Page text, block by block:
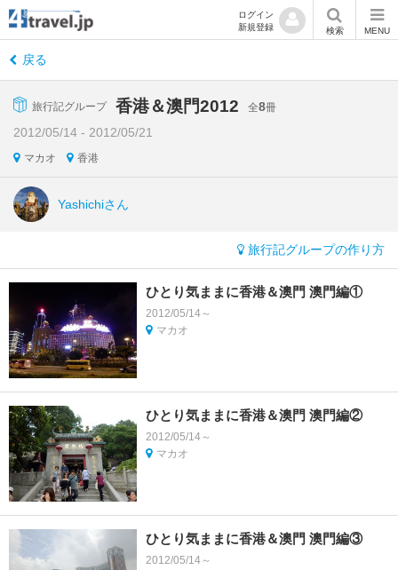
ログイン
新規登録
検索 MENU
戻る
旅行記グループ 香港＆澳門2012 全8冊
2012/05/14 - 2012/05/21
マカオ 香港
Yashichiさん
旅行記グループの作り方
ひとり気ままに香港＆澳門 澳門編①
2012/05/14～
マカオ
ひとり気ままに香港＆澳門 澳門編②
2012/05/14～
マカオ
ひとり気ままに香港＆澳門 澳門編③
2012/05/14～